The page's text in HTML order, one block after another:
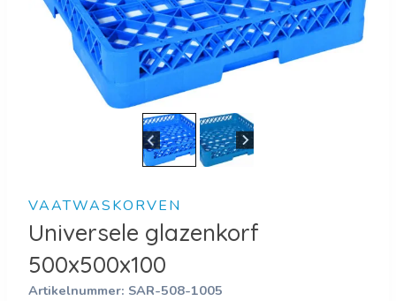
VAATWASKORVEN
Universele glazenkorf
500x500x100
Artikelnummer: SAR-508-1005